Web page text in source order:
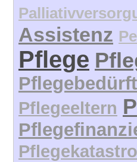
Assistenz
Pflege
Pflegeeltern